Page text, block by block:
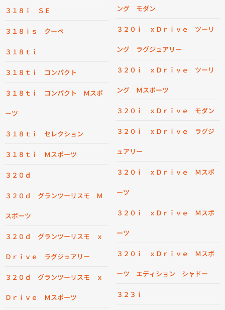
３１８ｉ ＳＥ
３１８ｉｓ クーペ
３１８ｔｉ
３１８ｔｉ コンパクト
３１８ｔｉ コンパクト Ｍスポ
ーツ
３１８ｔｉ セレクション
３１８ｔｉ Ｍスポーツ
３２０ｄ
３２０ｄ グランツーリスモ Ｍ
スポーツ
３２０ｄ グランツーリスモ ｘ
Ｄｒｉｖｅ ラグジュアリー
３２０ｄ グランツーリスモ ｘ
Ｄｒｉｖｅ Ｍスポーツ
ング モダン
３２０ｉ ｘＤｒｉｖｅ ツーリ
ング ラグジュアリー
３２０ｉ ｘＤｒｉｖｅ ツーリ
ング Ｍスポーツ
３２０ｉ ｘＤｒｉｖｅ モダン
３２０ｉ ｘＤｒｉｖｅ ラグジ
ュアリー
３２０ｉ ｘＤｒｉｖｅ Ｍスポ
ーツ
３２０ｉ ｘＤｒｉｖｅ Ｍスポ
ーツ
３２０ｉ ｘＤｒｉｖｅ Ｍスポ
ーツ エディション シャドー
３２３ｉ